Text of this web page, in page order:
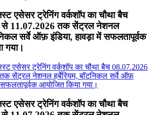
एसेसर ट्रेनिंग वर्कशॉप का चौथा बैच
से 11.07.2026 तक सेंट्रल नेशनल
सर्वे ऑफ़ इंडिया, हावड़ा में सफलतापूर्वक
गया।
एसेसर ट्रेनिंग वर्कशॉप का चौथा बैच